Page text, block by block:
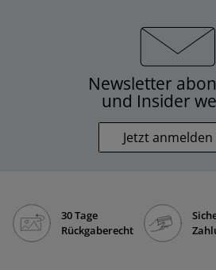
Newsletter
und Insider
Jetzt anmelden
30 Tage
Rückgaberecht